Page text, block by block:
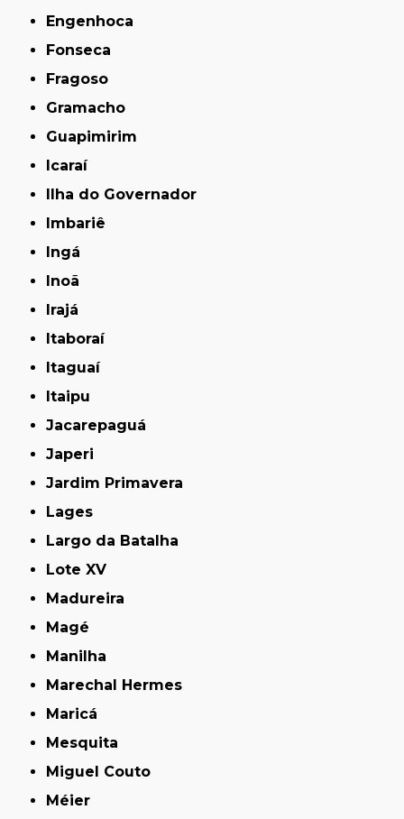
Engenhoca
Fonseca
Fragoso
Gramacho
Guapimirim
Icaraí
Ilha do Governador
Imbariê
Ingá
Inoã
Irajá
Itaboraí
Itaguaí
Itaipu
Jacarepaguá
Japeri
Jardim Primavera
Lages
Largo da Batalha
Lote XV
Madureira
Magé
Manilha
Marechal Hermes
Maricá
Mesquita
Miguel Couto
Méier